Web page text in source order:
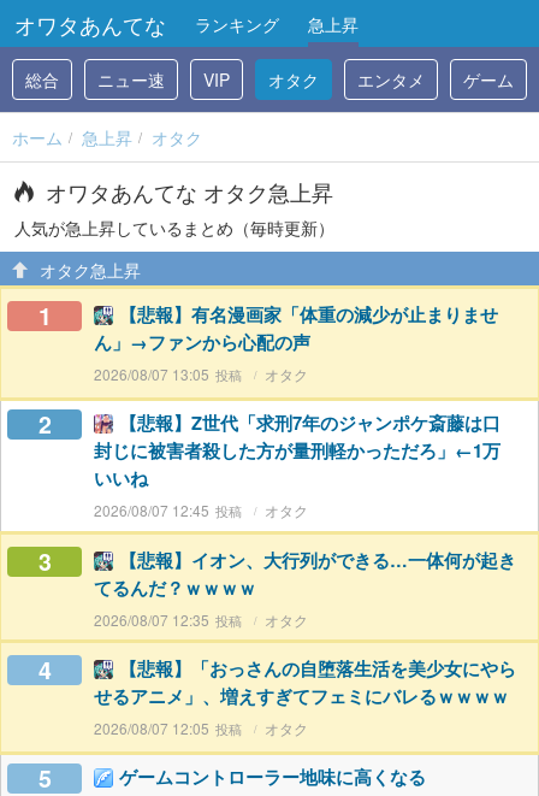
オワタあんてな ランキング 急上昇
総合 ニュー速 VIP オタク エンタメ ゲーム
ホーム 急上昇 オタク
オワタあんてな オタク急上昇
人気が急上昇しているまとめ（毎時更新）
オタク急上昇
1
【悲報】有名漫画家「体重の減少が止まりませ
ん」→ファンから心配の声
2026/08/07 13:05 オタク
2
【悲報】Z世代「求刑7年のジャンポケ斎藤は口
封じに被害者殺した方が量刑軽かっただろ」←1万
いいね
2026/08/07 12:45 オタク
3
【悲報】イオン、大行列ができる…一体何が起き
てるんだ？ｗｗｗｗ
2026/08/07 12:35 オタク
4
【悲報】「おっさんの自堕落生活を美少女にやら
せるアニメ」、増えすぎてフェミにバレるｗｗｗｗ
2026/08/07 12:05 オタク
5 ゲームコントローラー地味に高くなる